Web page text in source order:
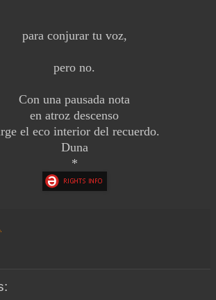
para conjurar tu voz,
pero no.
Con una pausada nota
en atroz descenso
el eco interior del recuerdo.
Duna
*